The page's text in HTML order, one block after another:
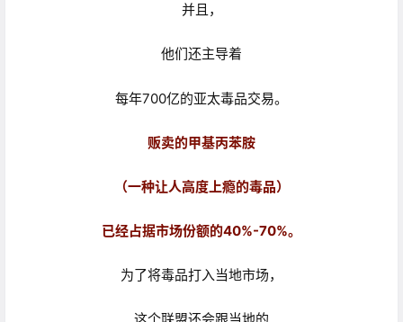
并且，
他们还主导着
每年700亿的亚太毒品交易。
贩卖的甲基丙苯胺
（一种让人高度上瘾的毒品）
已经占据市场份额的40%-70%。
为了将毒品打入当地市场，